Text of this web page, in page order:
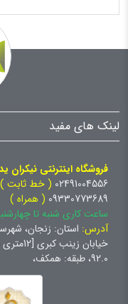
لینک های مفید
فروشگاه اینترنتی نیکران
02491004556 ( خط ثابت )
09330773689 ( همراه )
ساعت کاری شنبه تا چهارشنبه 9 تا 18 پنج شنبه 9 تا
آدرس: استان: زنجان،
خیابان
92.0، طبقه: همکف،